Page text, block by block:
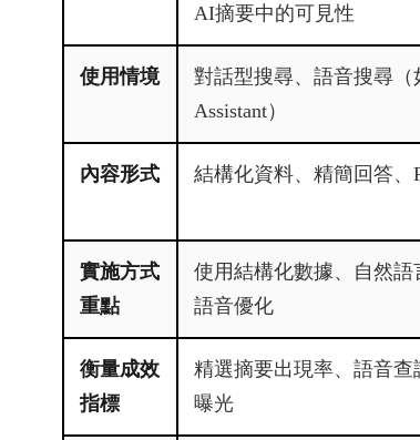
AI摘要中的可見性
使用情境
對話型搜尋、語音搜尋（
Assistant）
內容形式 結構化資料、精簡回答、
實施方式
重點
使用結構化數據、自然語
語音優化
衡量成效
指標
精選摘要出現率、語音
曝光